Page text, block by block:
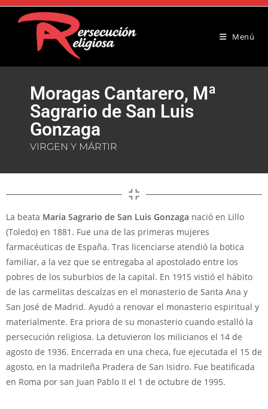
Menú
Moragas Cantarero, Mª
Sagrario de San Luis
Gonzaga
VIRGEN Y MÁRTIR
La beata María Sagrario de San Luis Gonzaga nació en Lillo
(Toledo) en 1881. Fue una de las primeras mujeres
farmacéuticas de España. Tras licenciarse atendió la botica
familiar, a la vez que se entregaba al apostolado entre los
pobres de los suburbios de la capital. En 1915 vistió el hábito
de las carmelitas descalzas en el monasterio de Santa Ana y
San José de Madrid. Ayudó a renovar el monasterio espiritual y
materialmente. Era priora de su monasterio cuando estalló la
persecución religiosa. La detuvieron los milicianos el 14 de
agosto de 1936. Encerrada en una checa, fue ejecutada el 15 de
agosto, en la madrileña Pradera de San Isidro. Fue beatificada
en Roma por san Juan Pablo II el 1 de octubre de 1995.